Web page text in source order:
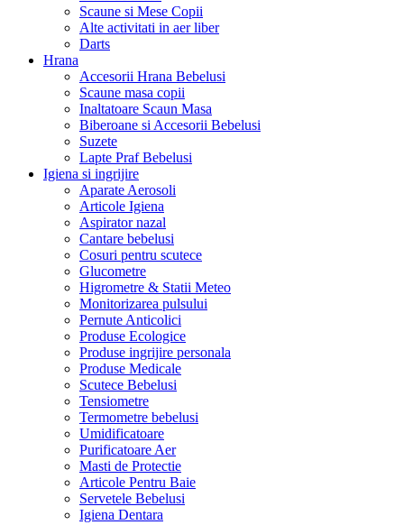
Scaune si Mese Copii
Alte activitati in aer liber
Darts
Hrana
Accesorii Hrana Bebelusi
Scaune masa copii
Inaltatoare Scaun Masa
Biberoane si Accesorii Bebelusi
Suzete
Lapte Praf Bebelusi
Igiena si ingrijire
Aparate Aerosoli
Articole Igiena
Aspirator nazal
Cantare bebelusi
Cosuri pentru scutece
Glucometre
Higrometre & Statii Meteo
Monitorizarea pulsului
Pernute Anticolici
Produse Ecologice
Produse ingrijire personala
Produse Medicale
Scutece Bebelusi
Tensiometre
Termometre bebelusi
Umidificatoare
Purificatoare Aer
Masti de Protectie
Articole Pentru Baie
Servetele Bebelusi
Igiena Dentara